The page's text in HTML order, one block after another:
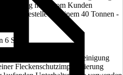
muss vom Kunden
Entladestelle mit einem 40 Tonnen -
6 Stück
Schutz und leichteren Reinigung
Fleckenschutzimprägnierung